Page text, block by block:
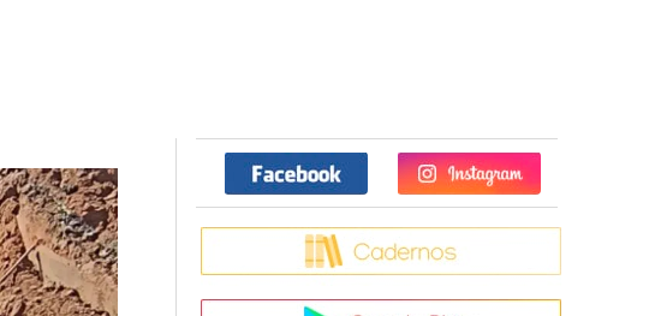
Facebook Twitter